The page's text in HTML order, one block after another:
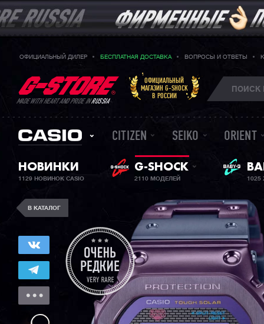
ОФИЦИАЛЬНЫЙ ДИЛЕР БЕСПЛАТНАЯ ДОСТАВКА ВОПРОСЫ И ОТВЕТЫ
MADE WITH HEART AND PRIDE INRUSSIA
ОФИЦИАЛЬНЫЙ
МАГАЗИН G-SHOCK
В РОССИИ
CITIZEN SEIKO ORIENT
НОВИНКИ
1129 НОВИНОК CASIO
G-SHOCK
2110 МОДЕЛЕЙ
В КАТАЛОГ